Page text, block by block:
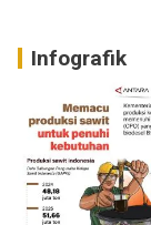
Infografik